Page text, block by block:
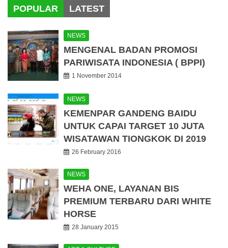
POPULAR LATEST
NEWS
MENGENAL BADAN PROMOSI
PARIWISATA INDONESIA ( BPPI)
1 November 2014
NEWS
KEMENPAR GANDENG BAIDU
UNTUK CAPAI TARGET 10 JUTA
WISATAWAN TIONGKOK DI 2019
26 February 2016
NEWS
WEHA ONE, LAYANAN BIS
PREMIUM TERBARU DARI WHITE
HORSE
28 January 2015